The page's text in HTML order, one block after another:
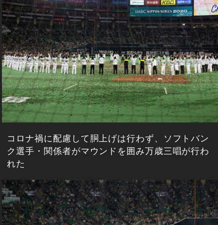
コロナ禍に配慮して胴上げは行わず、ソフトバン
ク選手・関係者がマウンドを囲み万歳三唱が行わ
れた